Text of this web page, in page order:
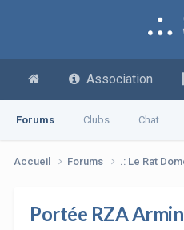
Association
Forums Clubs Chat
Accueil Forums .: Le Rat
Portée RZA